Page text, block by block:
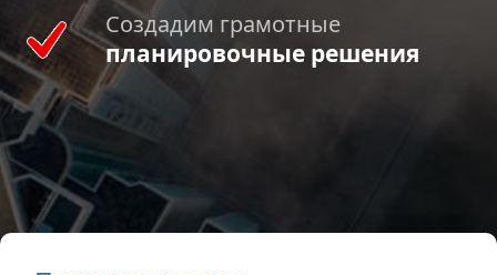
Создадим грамотные
планировочные решения